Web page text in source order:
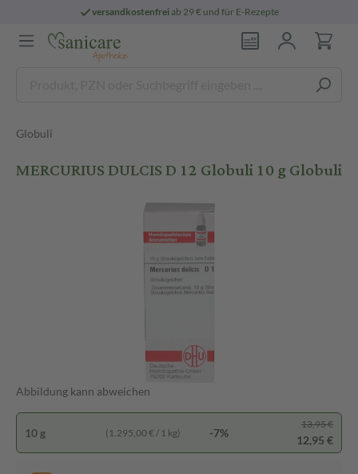
versandkostenfreiab 29 € und für E-Rezepte
Globuli
MERCURIUS DULCIS D 12 Globuli 10 g Globuli
Abbildung kann abweichen
10 g (1.295,00 € / 1 kg) -7%
13,95 €
12,95 €